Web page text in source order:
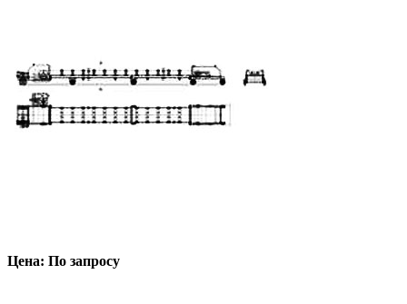
Цена: По запросу